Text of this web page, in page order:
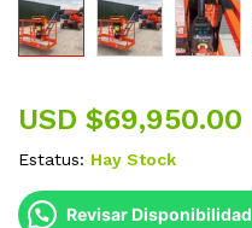
USD $69,950.00
Estatus: Hay Stock
Revisar Disponibilidad